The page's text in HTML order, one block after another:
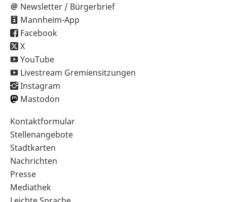
Newsletter / Bürgerbrief
Mannheim-App
Facebook
X
YouTube
Livestream Gremiensitzungen
Instagram
Mastodon
Sekundärnavigation
im
Fußbereich
Kontaktformular
Stellenangebote
Stadtkarten
Nachrichten
Presse
Mediathek